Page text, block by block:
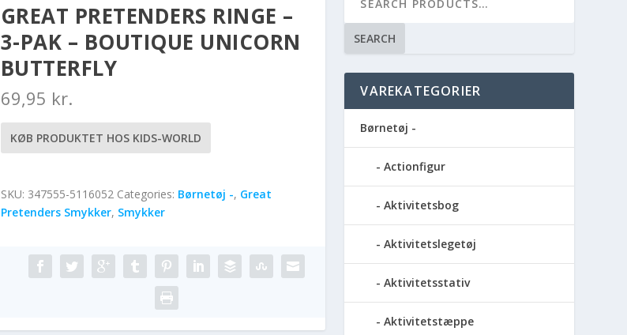
GREAT PRETENDERS RINGE –
3-PAK – BOUTIQUE UNICORN
BUTTERFLY
69,95 kr.
KØB PRODUKTET HOS KIDS-WORLD
SKU: 347555-5116052 Categories: Børnetøj -, Great
Pretenders Smykker, Smykker
SEARCH
VAREKATEGORIER
Børnetøj -
Actionfigur
Aktivitetsbog
Aktivitetslegetøj
Aktivitetsstativ
Aktivitetstæppe